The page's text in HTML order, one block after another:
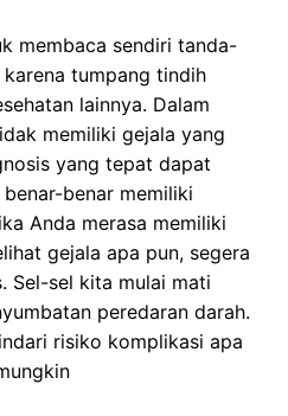
membaca sendiri tanda-
tumpang tindih
lainnya. Dalam
memiliki gejala yang
yang tepat dapat
benar memiliki
Anda merasa memiliki
gejala apa pun, segera
Sel-sel kita mulai mati
peredaran darah.
risiko komplikasi apa